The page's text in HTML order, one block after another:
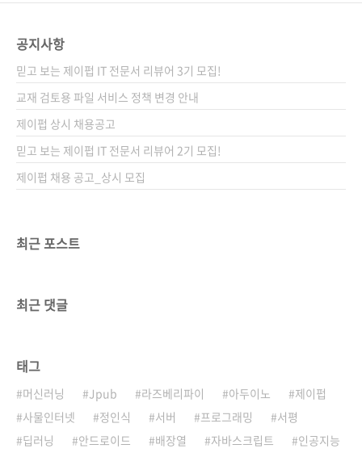
공지사항
믿고 보는 제이펍 IT 전문서 리뷰어 3기 모집!
교재 검토용 파일 서비스 정책 변경 안내
제이펍 상시 채용공고
믿고 보는 제이펍 IT 전문서 리뷰어 2기 모집!
제이펍 채용 공고_상시 모집
최근 포스트
최근 댓글
태그
머신러닝 Jpub 라즈베리파이 아두이노
제이펍
사물인터넷
정인식 서버 프로그래밍
서평
딥러닝
안드로이드 배장열 자바스크립트
인공지능